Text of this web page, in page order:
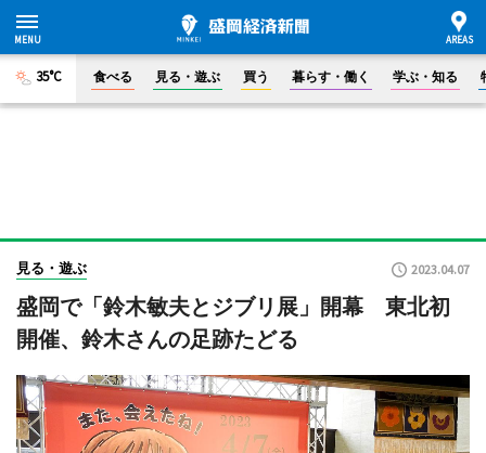
35°C 食べる 見る・遊ぶ 買う 暮らす・働く 学ぶ・知る
見る・遊ぶ 2023.04.07
盛岡で「鈴木敏夫とジブリ展」開幕 東北初
開催、鈴木さんの足跡たどる